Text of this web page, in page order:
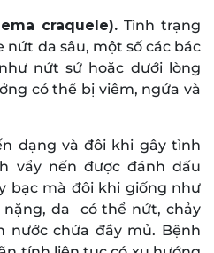
craquele). Tình trạng
nứt da sâu, một số các bác
nứt sứ hoặc dưới lòng
có thể bị viêm, ngứa và
dạng và đôi khi gây tình
vẩy nến được đánh dấu
bạc mà đôi khi giống như
da có thể nứt, chảy
nước chứa đầy mủ. Bệnh